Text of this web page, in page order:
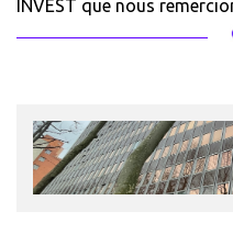
INVEST que nous